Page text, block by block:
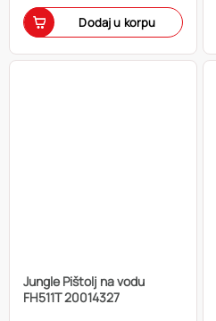
Dodaj u korpu
Jungle Pištolj na vodu
FH511T 20014327